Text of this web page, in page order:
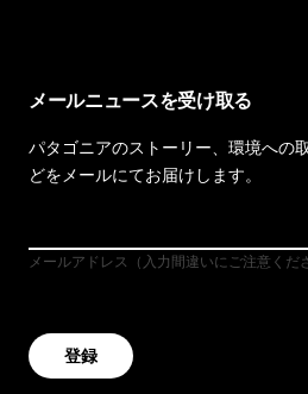
メールニュースを受け取る
パタゴニアのストーリー、環境への
どをメールにてお届けします。
メールアドレス（入力間違いにご注意くだ
登録